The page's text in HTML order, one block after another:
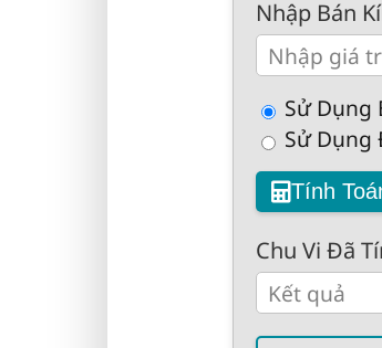
Nhập Bán
Sử Dụng
Sử Dụng
Tính
Chu Vi Đã